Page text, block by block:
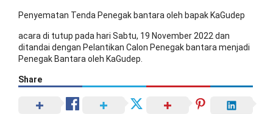
Penyematan Tenda Penegak bantara oleh bapak KaGudep
acara di tutup pada hari Sabtu, 19 November 2022 dan
ditandai dengan Pelantikan Calon Penegak bantara menjadi
Penegak Bantara oleh KaGudep.
Share